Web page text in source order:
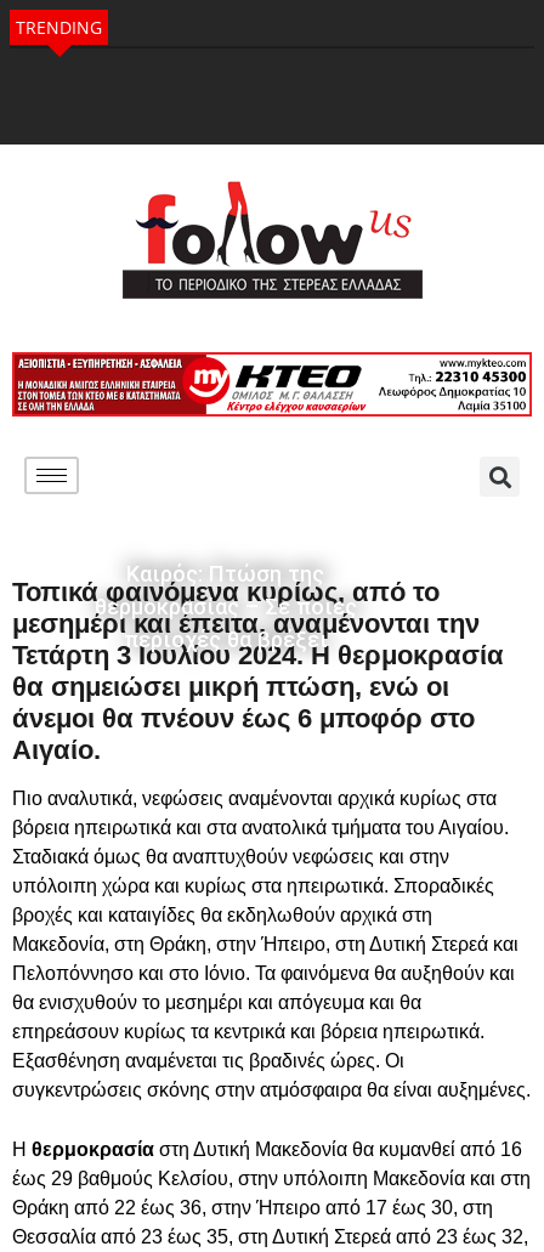
TRENDING
Καιρός: Πτώση της
θερμοκρασίας – Σε ποιες
περιοχές θα βρέξει
Τοπικά φαινόμενα κυρίως, από το
μεσημέρι και έπειτα, αναμένονται την
Τετάρτη 3 Ιουλίου 2024. Η θερμοκρασία
θα σημειώσει μικρή πτώση, ενώ οι
άνεμοι θα πνέουν έως 6 μποφόρ στο
Αιγαίο.
Πιο αναλυτικά, νεφώσεις αναμένονται αρχικά κυρίως στα
βόρεια ηπειρωτικά και στα ανατολικά τμήματα του Αιγαίου.
Σταδιακά όμως θα αναπτυχθούν νεφώσεις και στην
υπόλοιπη χώρα και κυρίως στα ηπειρωτικά. Σποραδικές
βροχές και καταιγίδες θα εκδηλωθούν αρχικά στη
Μακεδονία, στη Θράκη, στην Ήπειρο, στη Δυτική Στερεά και
Πελοπόννησο και στο Ιόνιο. Τα φαινόμενα θα αυξηθούν και
θα ενισχυθούν το μεσημέρι και απόγευμα και θα
επηρεάσουν κυρίως τα κεντρικά και βόρεια ηπειρωτικά.
Εξασθένηση αναμένεται τις βραδινές ώρες. Οι
συγκεντρώσεις σκόνης στην ατμόσφαιρα θα είναι αυξημένες.
Η θερμοκρασία στη Δυτική Μακεδονία θα κυμανθεί από 16
έως 29 βαθμούς Κελσίου, στην υπόλοιπη Μακεδονία και στη
Θράκη από 22 έως 36, στην Ήπειρο από 17 έως 30, στη
Θεσσαλία από 23 έως 35, στη Δυτική Στερεά από 23 έως 32,